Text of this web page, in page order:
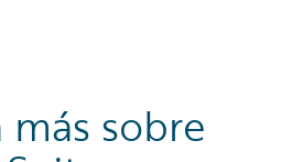
sobre